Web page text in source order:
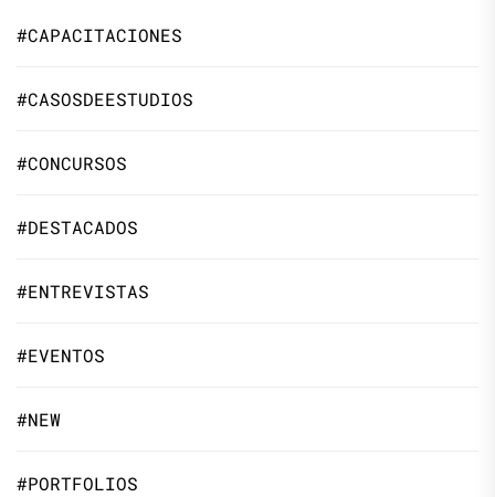
#CAPACITACIONES
#CASOSDEESTUDIOS
#CONCURSOS
#DESTACADOS
#ENTREVISTAS
#EVENTOS
#NEW
#PORTFOLIOS